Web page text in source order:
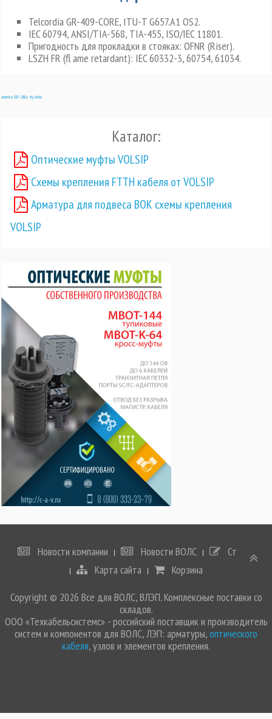
Telcordia GR-409-CORE, ITU-T G657.A1 OS2.
IEC 60794, ANSI/TIA-568, TIA-455, ISO/IEC 11801.
Пригодность для прокладки в стояках: OFNR (Riser).
LSZH FR (fl ame retardant): IEC 60332-3, 60754, 61034.
Joomla SEF URLs by Artio
Каталог:
Оптические муфты VOLSIP
Схемы крепления FTTH кабеля от VOLSIP
Арматура для подвеса ВОК схемы крепления
VOLSIP
Новости компании Новости ВОЛС
Статьи
Карта сайта
Корзина
Copyright © 2026 Все для ВОЛС, ВЛЭП. Комплексные поставки со
складов.
ООО «Техкабельсистемс» - российский поставщик и производитель
систем и компонентов для ВОЛС, ЛЭП: арматуры,оптического
кабеля, узлов и элементов крепления.